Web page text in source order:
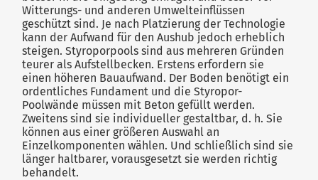
Witterungs- und anderen Umwelteinflüssen
geschützt sind. Je nach Platzierung der Technologie
kann der Aufwand für den Aushub jedoch erheblich
steigen. Styroporpools sind aus mehreren Gründen
teurer als Aufstellbecken. Erstens erfordern sie
einen höheren Bauaufwand. Der Boden benötigt ein
ordentliches Fundament und die Styropor-
Poolwände müssen mit Beton gefüllt werden.
Zweitens sind sie individueller gestaltbar, d. h. Sie
können aus einer größeren Auswahl an
Einzelkomponenten wählen. Und schließlich sind sie
länger haltbarer, vorausgesetzt sie werden richtig
behandelt.